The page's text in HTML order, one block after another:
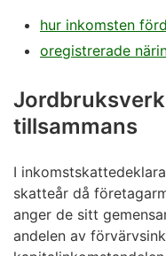
hur inkomsten
oregistrerade
tillsammans
I
skatteår då
anger de sitt
andelen av